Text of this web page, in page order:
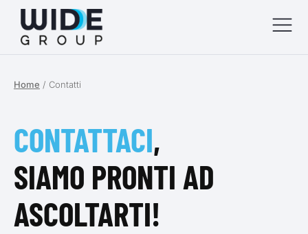
Home / Contatti
CONTATTACI,
SIAMO PRONTI AD
ASCOLTARTI!